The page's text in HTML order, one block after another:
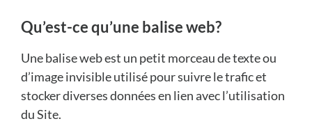
Qu’est-ce qu’une balise web?
Une balise web est un petit morceau de texte ou
d’image invisible utilisé pour suivre le trafic et
stocker diverses données en lien avec l’utilisation
du Site.